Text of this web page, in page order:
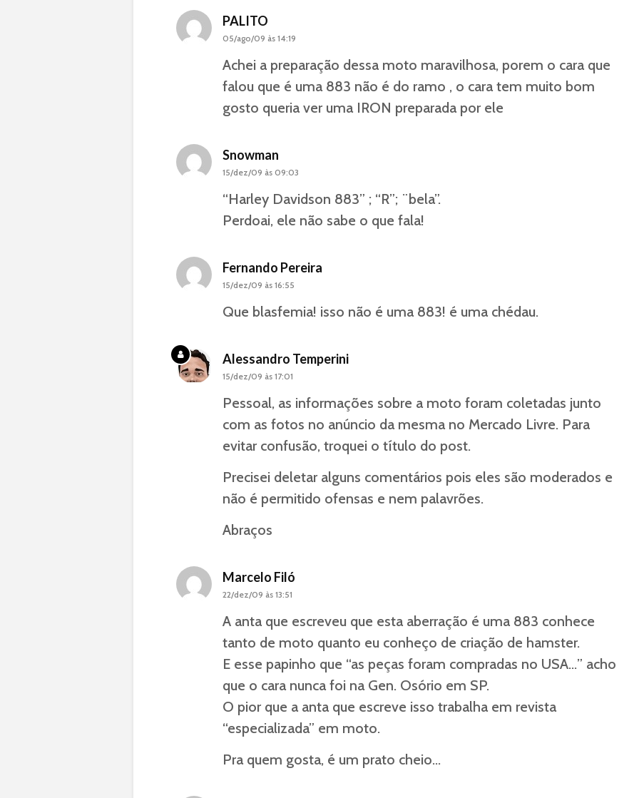
PALITO
05/ago/09 às 14:19
Achei a preparação dessa moto maravilhosa, porem o cara que
falou que é uma 883 não é do ramo , o cara tem muito bom
gosto queria ver uma IRON preparada por ele
Snowman
15/dez/09 às 09:03
“Harley Davidson 883” ; “R”; ¨bela”.
Perdoai, ele não sabe o que fala!
Fernando Pereira
15/dez/09 às 16:55
Que blasfemia! isso não é uma 883! é uma chédau.
Alessandro Temperini
15/dez/09 às 17:01
Pessoal, as informações sobre a moto foram coletadas junto
com as fotos no anúncio da mesma no Mercado Livre. Para
evitar confusão, troquei o título do post.
Precisei deletar alguns comentários pois eles são moderados e
não é permitido ofensas e nem palavrões.
Abraços
Marcelo Filó
22/dez/09 às 13:51
A anta que escreveu que esta aberração é uma 883 conhece
tanto de moto quanto eu conheço de criação de hamster.
E esse papinho que “as peças foram compradas no USA…” acho
que o cara nunca foi na Gen. Osório em SP.
O pior que a anta que escreve isso trabalha em revista
“especializada” em moto.
Pra quem gosta, é um prato cheio…